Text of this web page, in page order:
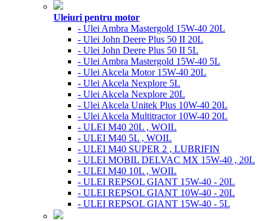
Uleiuri pentru motor
- Ulei Ambra Mastergold 15W-40 20L
- Ulei John Deere Plus 50 II 20L
- Ulei John Deere Plus 50 II 5L
- Ulei Ambra Mastergold 15W-40 5L
- Ulei Akcela Motor 15W-40 20L
- Ulei Akcela Nexplore 5L
- Ulei Akcela Nexplore 20L
- Ulei Akcela Unitek Plus 10W-40 20L
- Ulei Akcela Multitractor 10W-40 20L
- ULEI M40 20L , WOIL
- ULEI M40 5L , WOIL
- ULEI M40 SUPER 2 , LUBRIFIN
- ULEI MOBIL DELVAC MX 15W-40 , 20L
- ULEI M40 10L , WOIL
- ULEI REPSOL GIANT 15W-40 - 20L
- ULEI REPSOL GIANT 10W-40 - 20L
- ULEI REPSOL GIANT 15W-40 - 5L